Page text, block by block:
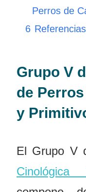
Perros de
6
Grupo V
de
y
El Grupo V
Cinológica